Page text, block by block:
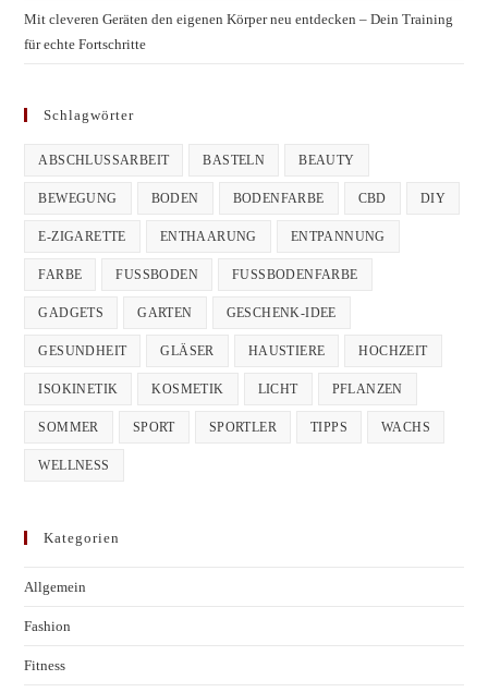
Mit cleveren Geräten den eigenen Körper neu entdecken – Dein Training
für echte Fortschritte
Schlagwörter
ABSCHLUSSARBEIT BASTELN BEAUTY
BEWEGUNG BODEN BODENFARBE CBD DIY
E-ZIGARETTE ENTHAARUNG ENTPANNUNG
FARBE FUSSBODEN FUSSBODENFARBE
GADGETS GARTEN GESCHENK-IDEE
GESUNDHEIT GLÄSER HAUSTIERE HOCHZEIT
ISOKINETIK KOSMETIK LICHT PFLANZEN
SOMMER SPORT SPORTLER TIPPS WACHS
WELLNESS
Kategorien
Allgemein
Fashion
Fitness